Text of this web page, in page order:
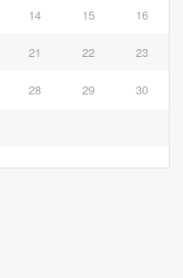
14 15 16
21 22 23
28 29 30